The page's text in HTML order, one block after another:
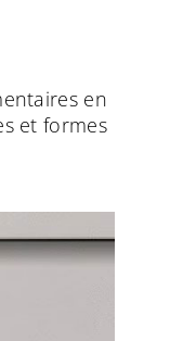
en
et formes